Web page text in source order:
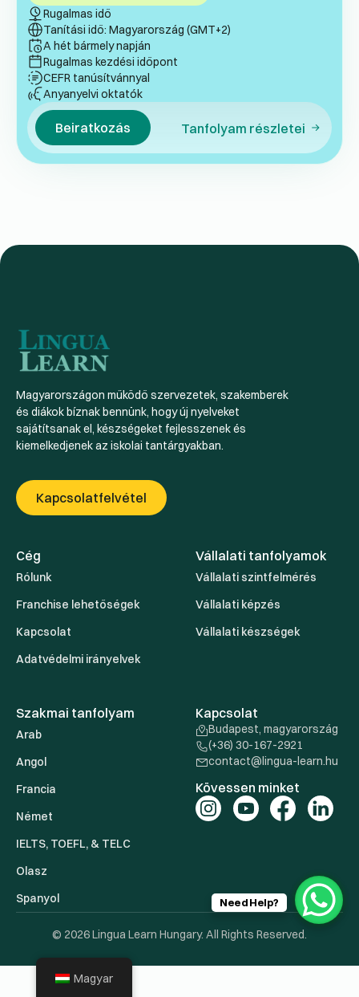
Rugalmas idő
Tanítási idő: Magyarország (GMT+2)
A hét bármely napján
Rugalmas kezdési időpont
CEFR tanúsítvánnyal
Anyanyelvi oktatók
Beiratkozás Tanfolyam részletei
Magyarországon működő szervezetek, szakemberek
és diákok bíznak bennünk, hogy új nyelveket
sajátítsanak el, készségeket fejlesszenek és
kiemelkedjenek az iskolai tantárgyakban.
Kapcsolatfelvétel
Cég
Rólunk
Franchise lehetőségek
Kapcsolat
Adatvédelmi irányelvek
Vállalati tanfolyamok
Vállalati szintfelmérés
Vállalati képzés
Vállalati készségek
Szakmai tanfolyam
Arab
Angol
Francia
Német
IELTS, TOEFL, & TELC
Olasz
Spanyol
Kapcsolat
Budapest, magyarország
(+36) 30-167-2921
contact@lingua-learn.hu
Kövessen minket
© 2026 Lingua Learn Hungary. All Rights Reserved.
Need Help?
Magyar